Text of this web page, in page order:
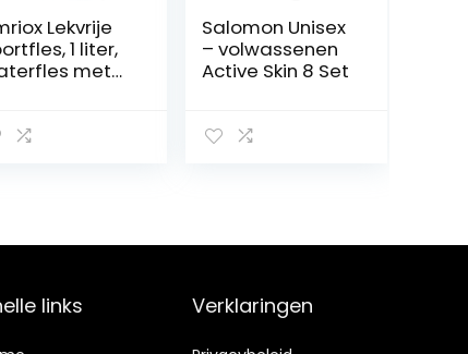
Lekvrije
1 liter,
met
fi
fitness,
Salomon Unisex
– volwassenen
Active Skin 8 Set
links Verklaringen